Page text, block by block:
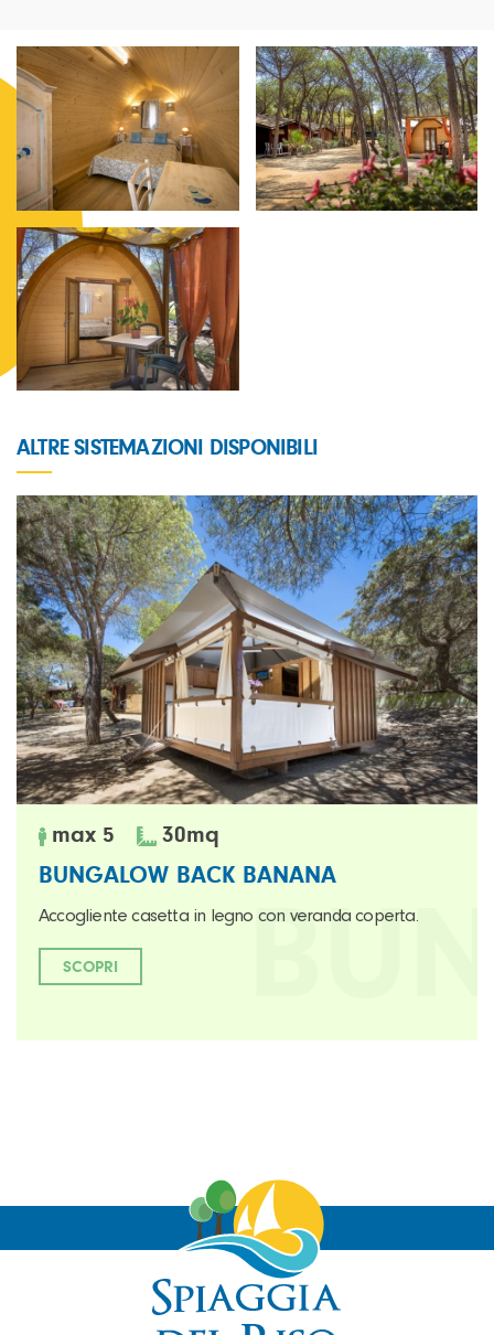
ALTRE SISTEMAZIONI DISPONIBILI
max 5 mq
30
BUNGALOW BACK BANANA
Accogliente casetta in legno con veranda coperta.
SCOPRI